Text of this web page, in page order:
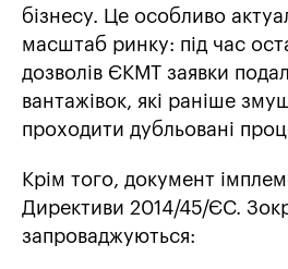
бізнесу. Це особливо
масштаб ринку: під час
дозволів ЄКМТ заявки
вантажівок, які раніше
проходити дубльовані
Крім того, документ
Директиви 2014/45/ЄС.
запроваджуються: